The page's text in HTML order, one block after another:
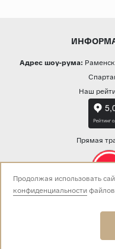
Адрес шоу-рума:
Наш
Прямая
E-mail:
Продолжая использовать
конфиденциальности